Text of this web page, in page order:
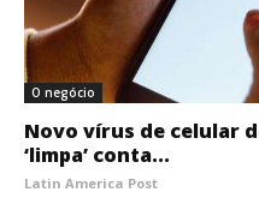
O negócio
Novo vírus de celular
‘limpa’ conta...
Latin America Post